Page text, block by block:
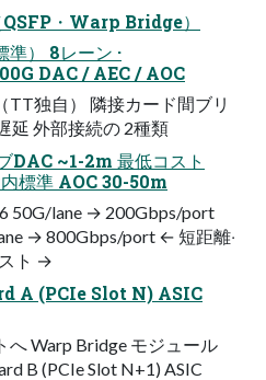
・Warp Bridge）
） 8レーン ·
DAC / AEC / AOC
TT独⾃） 隣接カード間ブリ
延 外部接続の 2種類
DAC ~1-2m 最低コスト
標準 AOC 30-50m
50G/lane → 200Gbps/port
→ 800Gbps/port ← 短距離‧
ト →
A (PCIe Slot N) ASIC
Warp Bridge モジュール
B (PCIe Slot N+1) ASIC